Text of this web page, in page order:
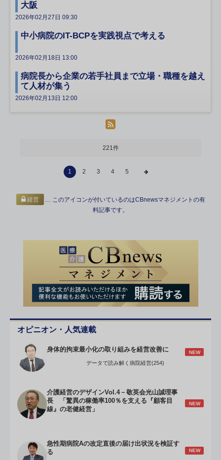
大阪
2026年02月27日 09:30
中小病院のIT-BCPを実践視点で考える
2026年02月18日 13:00
病院長から企業の若手社員まで立場・職種を越え
て人材が集う
2026年02月13日 12:00
221件
1 2 3 4 5
経営
… このアイコンが付いているのはCBnewsマネジメントの有
料記事です。
オピニオン・人気連載
身体的拘束最小化の取り組みを経営改善に NEW
データで読み解く病院経営(254)
介護経営のデザインVol.4－敬英会光山誠理事
長 「驚異の稼働率100％を支える『顧客目
線』の老健経営」
NEW
急性期病院Aの改定直後の届け出状況を検証す
る
NEW